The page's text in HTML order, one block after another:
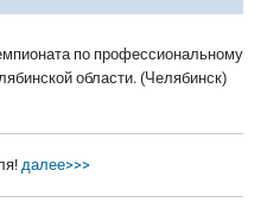
по профессиональному
области. (Челябинск)
далее>>>